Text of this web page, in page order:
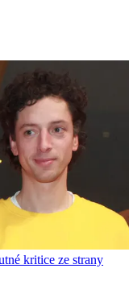
kritice ze strany